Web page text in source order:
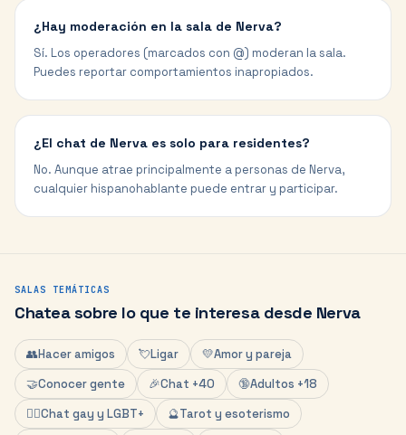
¿Hay moderación en la sala de Nerva?
Sí. Los operadores (marcados con @) moderan la sala.
Puedes reportar comportamientos inapropiados.
¿El chat de Nerva es solo para residentes?
No. Aunque atrae principalmente a personas de Nerva,
cualquier hispanohablante puede entrar y participar.
SALAS TEMÁTICAS
Chatea sobre lo que te interesa desde Nerva
👥Hacer amigos 💘Ligar 💛Amor y pareja
🤝Conocer gente 🎉Chat +40 🔞Adultos +18
🏳️‍🌈Chat gay y LGBT+ 🔮Tarot y esoterismo